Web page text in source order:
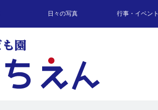
日々の写真 行事・イベント